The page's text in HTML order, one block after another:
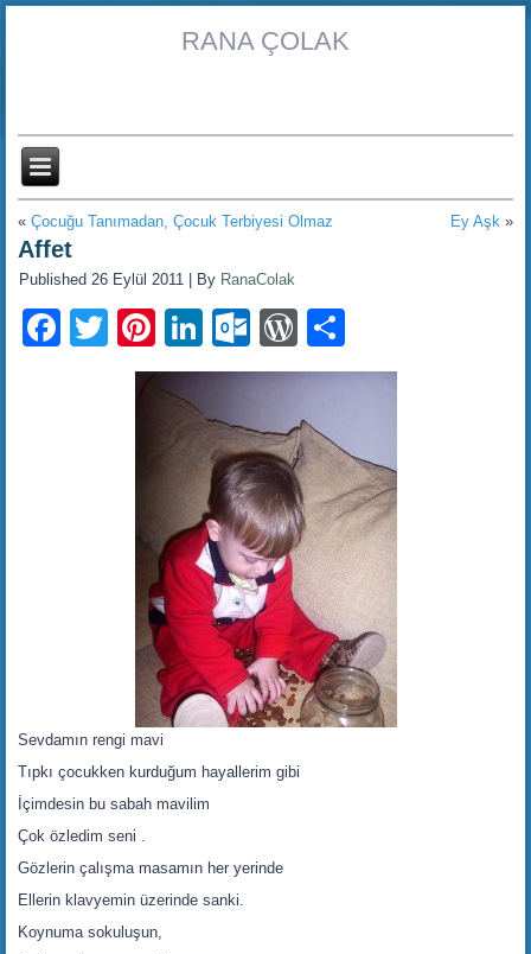
RANA ÇOLAK
«Çocuğu Tanımadan, Çocuk Terbiyesi Olmaz Ey Aşk»
Affet
Published 26 Eylül 2011 By RanaColak
Facebook
TwitterPinterest
LinkedIn
Outlook.com
WordPress
Sevdamın rengi mavi
Tıpkı çocukken kurduğum hayallerim gibi
İçimdesin bu sabah mavilim
Çok özledim seni .
Gözlerin çalışma masamın her yerinde
Ellerin klavyemin üzerinde sanki.
Koynuma sokuluşun,